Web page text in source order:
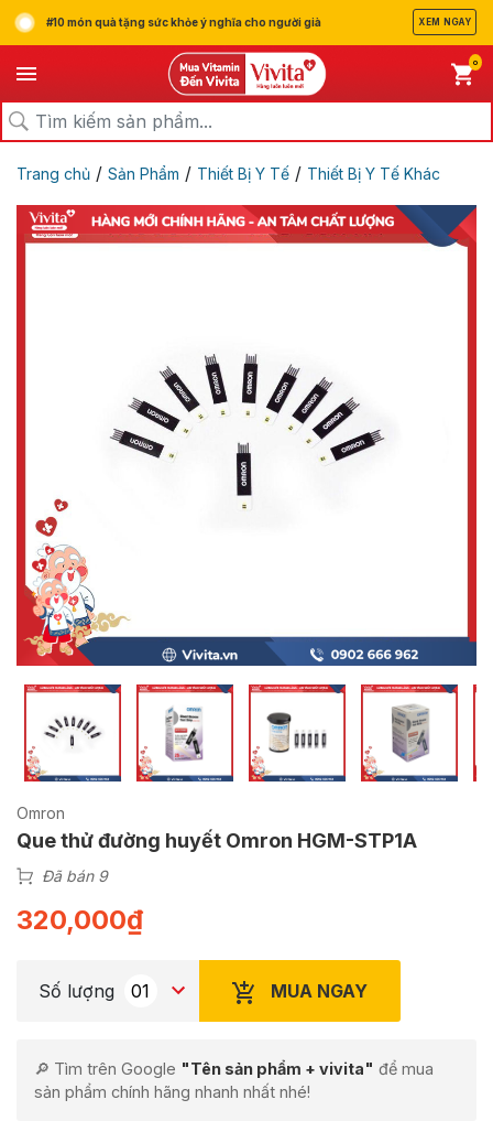
#10 món quà tặng sức khỏe ý nghĩa cho người già XEM NGAY
0
Trang chủ / Sản Phẩm / Thiết Bị Y Tế / Thiết Bị Y Tế Khác
Omron
Que thử đường huyết Omron HGM-STP1A
Đã bán 9
320,000₫
Số lượng MUA NGAY
🔎 Tìm trên Google "Tên sản phẩm + vivita" để mua
sản phẩm chính hãng nhanh nhất nhé!